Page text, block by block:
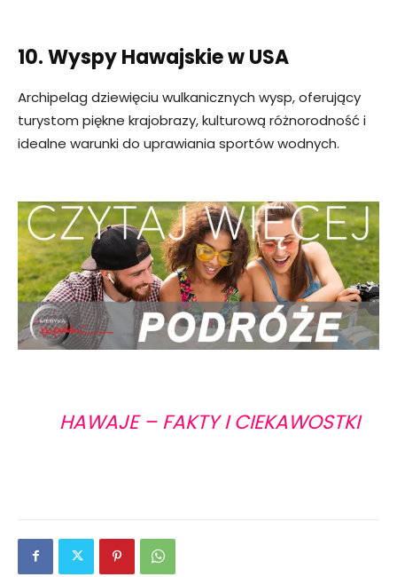
10. Wyspy Hawajskie w USA
Archipelag dziewięciu wulkanicznych wysp, oferujący
turystom piękne krajobrazy, kulturową różnorodność i
idealne warunki do uprawiania sportów wodnych.
HAWAJE – FAKTY I CIEKAWOSTKI